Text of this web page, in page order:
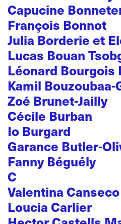
Capucine
François Bonnot
Julia Borderie et
Lucas Bouan
Léonard Bourgois
Kamil Bouzoubaa-
Zoé Brunet-Jailly
Cécile Burban
Io Burgard
Garance Butler-
Fanny Béguély
C
Valentina Canseco
Loucia Carlier